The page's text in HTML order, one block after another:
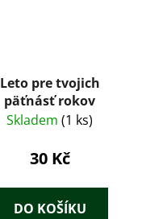
Leto pre tvojich
päťnásť rokov
Skladem (1 ks)
30 Kč
DO KOŠÍKU